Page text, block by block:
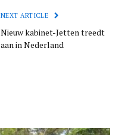
NEXT ARTICLE
Nieuw kabinet-Jetten treedt
aan in Nederland